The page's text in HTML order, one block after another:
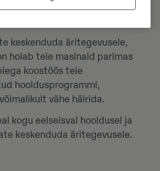
keskenduda äritegevusele,
hoiab teie masinaid parimas
koostöös teie
hooldusprogrammi,
vähe häirida.
kogu eelseisval hooldusel ja
keskenduda äritegevusele.